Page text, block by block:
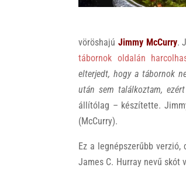
vöröshajúJimmy McCurry.
tábornok oldalán
elterjedt, hogy a tábornok
után sem találkoztam,
állítólag – készítette.
(McCurry).
Ez a legnépszerűbb
James C. Hurray nevű skót